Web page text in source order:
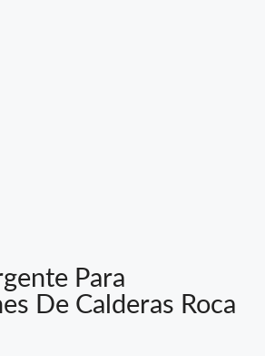
Para
De Calderas Roca